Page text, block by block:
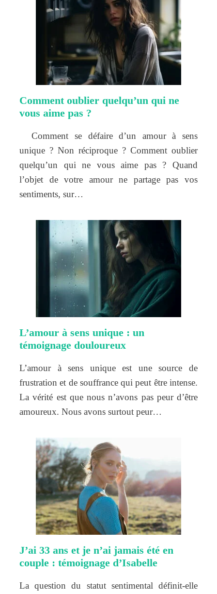
Comment oublier quelqu’un qui ne
vous aime pas ?
Comment se défaire d’un amour à sens
unique ? Non réciproque ? Comment oublier
quelqu’un qui ne vous aime pas ? Quand
l’objet de votre amour ne partage pas vos
sentiments, sur…
L’amour à sens unique : un
témoignage douloureux
L’amour à sens unique est une source de
frustration et de souffrance qui peut être intense.
La vérité est que nous n’avons pas peur d’être
amoureux. Nous avons surtout peur…
J’ai 33 ans et je n’ai jamais été en
couple : témoignage d’Isabelle
La question du statut sentimental définit-elle